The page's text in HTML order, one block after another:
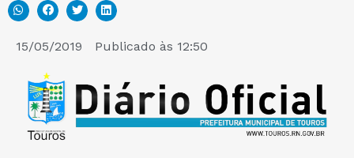
15/05/2019 Publicado às 12:50